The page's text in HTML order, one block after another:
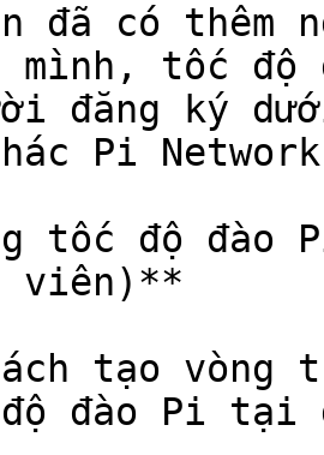
đã có thêm
mình, tốc độ
đăng ký
Pi
tốc độ đào
viên)**
tạo vòng
đào Pi tại